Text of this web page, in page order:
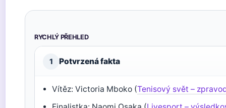
RYCHLÝ PŘEHLED
1 Potvrzená fakta
Vítěz: Victoria Mboko (Tenisový svět –